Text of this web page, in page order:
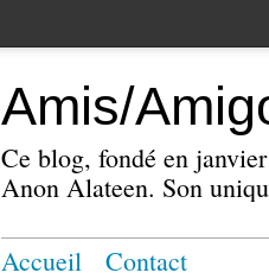
Amis/
Ce blog, fondé en
Anon Alateen. Son
Accueil Contact